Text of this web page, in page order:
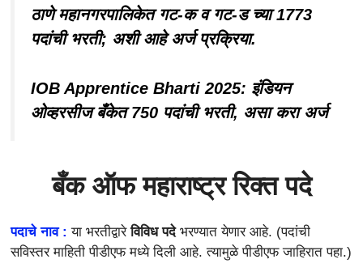
ठाणे महानगरपालिकेत गट-क व गट-ड च्या 1773
पदांची भरती; अशी आहे अर्ज प्रक्रिया.
IOB Apprentice Bharti 2025: इंडियन
ओव्हरसीज बँकेत 750 पदांची भरती, असा करा अर्ज
बँक ऑफ महाराष्ट्र रिक्त पदे
पदाचे नाव : या भरतीद्वारेविविध पदेभरण्यात येणार आहे. (पदांची
सविस्तर माहिती पीडीएफ मध्ये दिली आहे. त्यामुळे पीडीएफ जाहिरात पहा.)